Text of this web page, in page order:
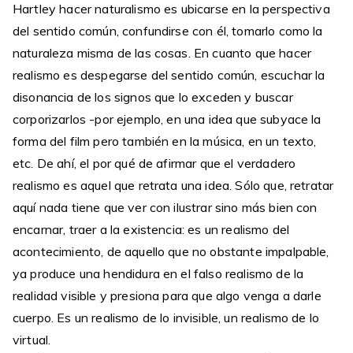
Hartley hacer naturalismo es ubicarse en la perspectiva
del sentido común, confundirse con él, tomarlo como la
naturaleza misma de las cosas. En cuanto que hacer
realismo es despegarse del sentido común, escuchar la
disonancia de los signos que lo exceden y buscar
corporizarlos -por ejemplo, en una idea que subyace la
forma del film pero también en la música, en un texto,
etc. De ahí, el por qué de afirmar que el verdadero
realismo es aquel que retrata una idea. Sólo que, retratar
aquí nada tiene que ver con ilustrar sino más bien con
encarnar, traer a la existencia: es un realismo del
acontecimiento, de aquello que no obstante impalpable,
ya produce una hendidura en el falso realismo de la
realidad visible y presiona para que algo venga a darle
cuerpo. Es un realismo de lo invisible, un realismo de lo
virtual.